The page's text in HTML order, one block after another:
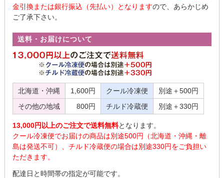
金引換または銀行振込（先払い）となりますので、あらかじめ
ご了承下さい。
送料・お届けについて
北海道・沖縄 1,600円 クール冷凍便
別途＋500円
その他の地域
800円 チルド冷蔵便 別途＋330円
13,000円以上のご注文で送料無料となります。
クール冷凍便でお届けの商品は別途500円（北海道・沖縄・離
島は発送不可）、チルド冷蔵便の場合は別途330円をご負担い
ただきます。
配達日と時間帯の指定が可能です。